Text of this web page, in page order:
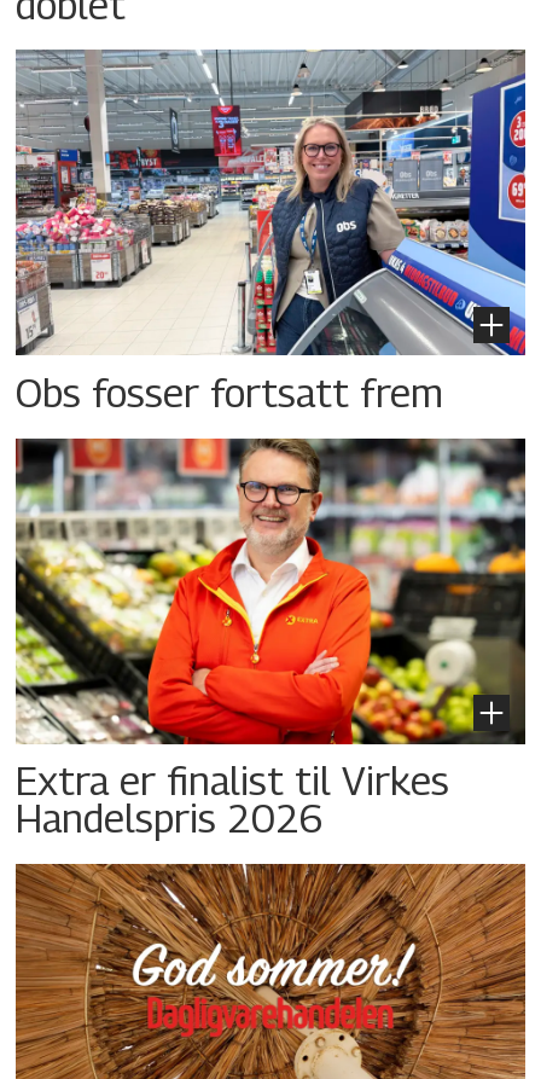
Obs fosser fortsatt frem
Extra er finalist til Virkes
Handelspris 2026